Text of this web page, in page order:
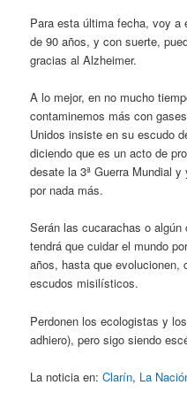
Para esta última fecha, voy a
de 90 años, y con suerte,
gracias al Alzheimer.
A lo mejor, en no mucho
contaminemos más con
Unidos insiste en su escudo
diciendo que es un acto de
desate la 3ª Guerra Mundial
por nada más.
Serán las cucarachas o
tendrá que cuidar el mundo
años, hasta que evolucionen,
escudos misilísticos.
Perdonen los ecologistas y
adhiero), pero sigo siendo
La noticia en:Clarín, La